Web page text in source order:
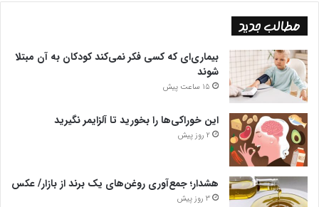
مطالب جدید
بیماری‌ای که کسی فکر نمی‌کند کودکان به آن مبتلا
شوند
15 ساعت پیش
این خوراکی‌ها را بخورید تا آلزایمر نگیرید
2 روز پیش
هشدار؛ جمع‌آوری روغن‌های یک برند از بازار/ عکس
3 روز پیش